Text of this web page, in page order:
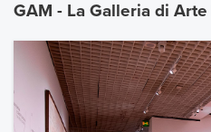
GAM - La Galleria di